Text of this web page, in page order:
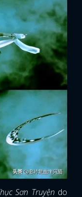
Sơn Truyện do